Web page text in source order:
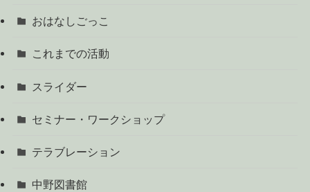
おはなしごっこ
これまでの活動
スライダー
セミナー・ワークショップ
テラブレーション
中野図書館